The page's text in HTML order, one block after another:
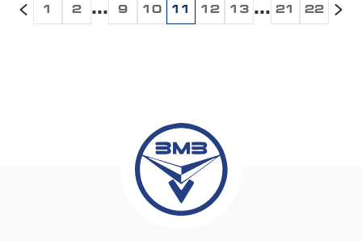
1 2 ... 9 10 11 12 13 ... 21 22